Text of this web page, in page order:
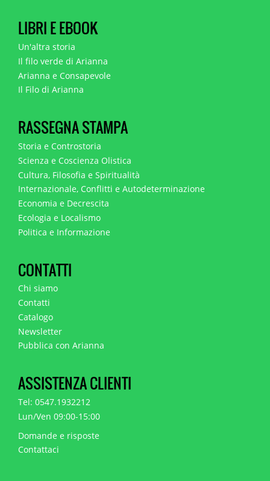
LIBRI E EBOOK
Un'altra storia
Il filo verde di Arianna
Arianna e Consapevole
Il Filo di Arianna
RASSEGNA STAMPA
Storia e Controstoria
Scienza e Coscienza Olistica
Cultura, Filosofia e Spiritualità
Internazionale, Conflitti e Autodeterminazione
Economia e Decrescita
Ecologia e Localismo
Politica e Informazione
CONTATTI
Chi siamo
Contatti
Catalogo
Newsletter
Pubblica con Arianna
ASSISTENZA CLIENTI
Tel: 0547.1932212
Lun/Ven 09:00-15:00
Domande e risposte
Contattaci